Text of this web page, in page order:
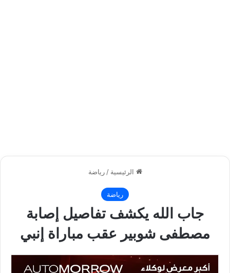
الرئيسية / رياضة
رياضة
جاب الله يكشف تفاصيل إصابة
مصطفى شوبير عقب مباراة إنبي